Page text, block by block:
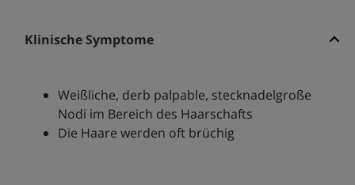
Klinische Symptome
Weißliche, derb palpable, stecknadelgroße
Nodi im Bereich des Haarschafts
Die Haare werden oft brüchig